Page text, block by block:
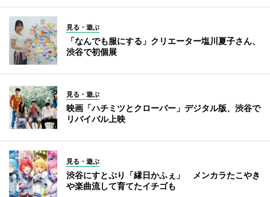
見る・遊ぶ
「なんでも服にする」クリエーター塩川夏子さん、
渋谷で初個展
見る・遊ぶ
映画「ハチミツとクローバー」デジタル版、渋谷で
リバイバル上映
見る・遊ぶ
渋谷にすとぷり「縁日かふぇ」 メンカラたこやき
や楽曲流して育てたイチゴも